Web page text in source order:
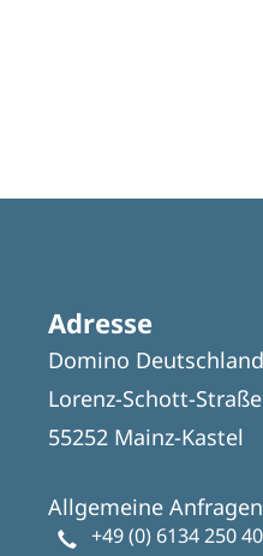
Adresse
Domino
Lorenz-Schott-
55252 Mainz-Kastel
Allgemeine Anfragen
+49 (0) 6134 250